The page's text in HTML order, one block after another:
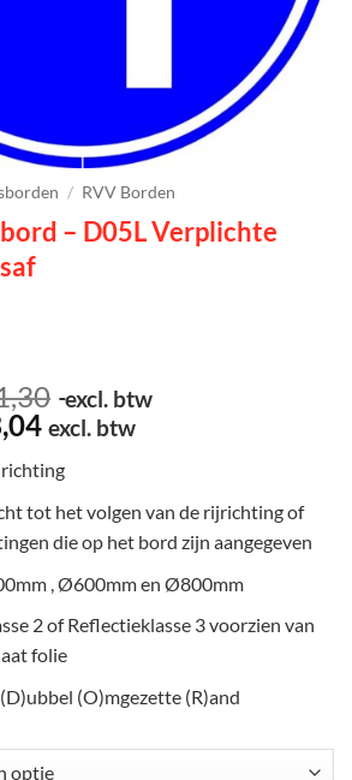
/ RVV Borden
– D05L Verplichte
Prijsklasse:
€45,15
€141,30
excl. btw
Prijsklasse:
tot
€113,04
excl. btw
tot het volgen van de rijrichting of
die op het bord zijn aangegeven
, Ø600mm en Ø800mm
2 of Reflectieklasse 3 voorzien van
folie
(O)mgezette (R)and